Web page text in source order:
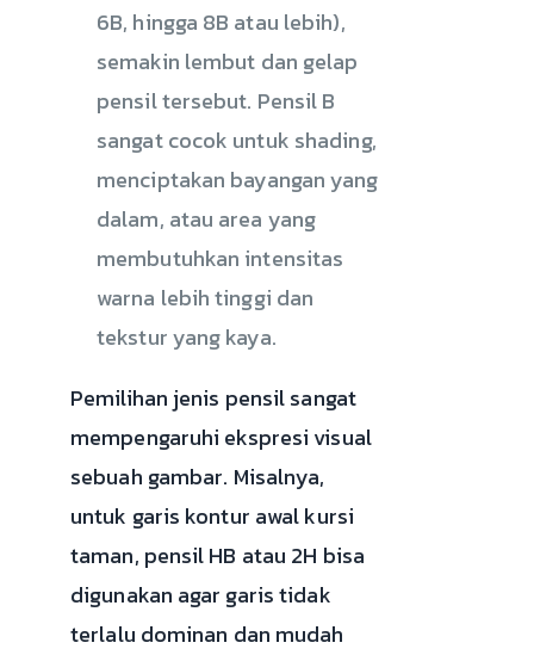
6B, hingga 8B atau lebih),
semakin lembut dan gelap
pensil tersebut. Pensil B
sangat cocok untuk shading,
menciptakan bayangan yang
dalam, atau area yang
membutuhkan intensitas
warna lebih tinggi dan
tekstur yang kaya.
Pemilihan jenis pensil sangat
mempengaruhi ekspresi visual
sebuah gambar. Misalnya,
untuk garis kontur awal kursi
taman, pensil HB atau 2H bisa
digunakan agar garis tidak
terlalu dominan dan mudah